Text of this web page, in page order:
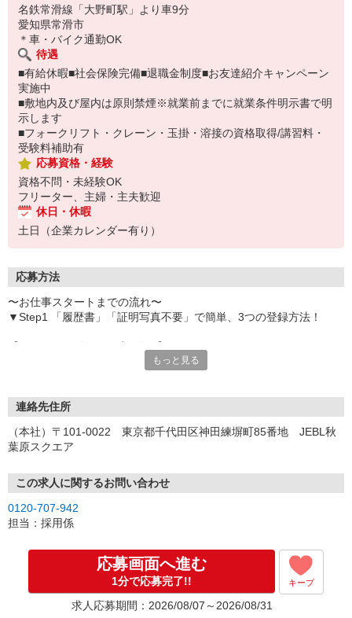
名鉄常滑線「大野町駅」より車9分
愛知県常滑市
＊車・バイク通勤OK
待遇
■有給休暇■社会保険完備■退職金制度■お友達紹介キャンペーン
実施中
■敷地内及び屋内は原則禁煙※就業前までに就業条件明示書で明
示します
■フォークリフト・クレーン・玉掛・溶接の資格取得/講習料・
受験料補助有
応募資格・経験
資格不問・未経験OK
フリーター、主婦・主夫歓迎
休日・休暇
土日（企業カレンダー有り）
応募方法
〜お仕事スタートまでの流れ〜
▼Step1 「履歴書」「証明写真不要」で簡単、3つの登録方法！
いつでも好きな時間に登録OK
受付時間/平日9:00〜19:00
【来場登録（目安1時間30分）】
▼Step2 全国にあるお仕事の中から、あなたにピッタリのお仕事を
ご案内
▼Step3 就業前に職場見学で気になる事はしっかりチェック！
応募⇒最短で2日後からの勤務も可能です！
もっと見る
連絡先住所
（本社）〒101-0022 東京都千代田区神田練塀町85番地 JEBL秋
葉原スクエア
この求人に関するお問い合わせ
0120-707-942
担当：採用係
応募画面へ進む
1分で応募完了!! キープ
求人応募期間：2026/08/07～2026/08/31